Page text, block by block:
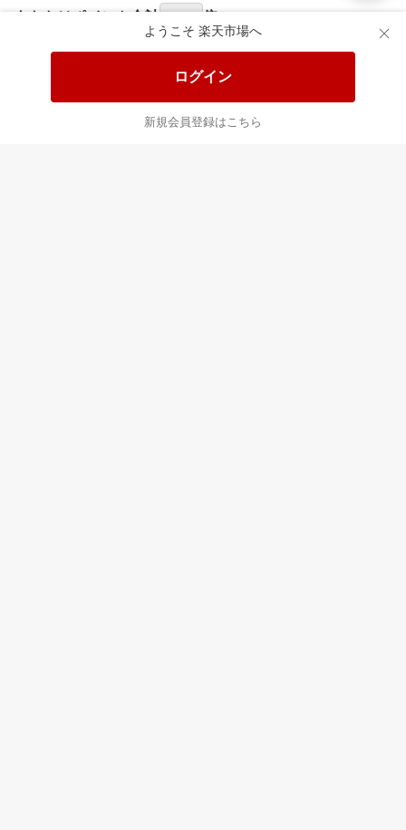
ようこそ 楽天市場へ
ログイン
新規会員登録はこちら
あなたはポイント 合計 倍